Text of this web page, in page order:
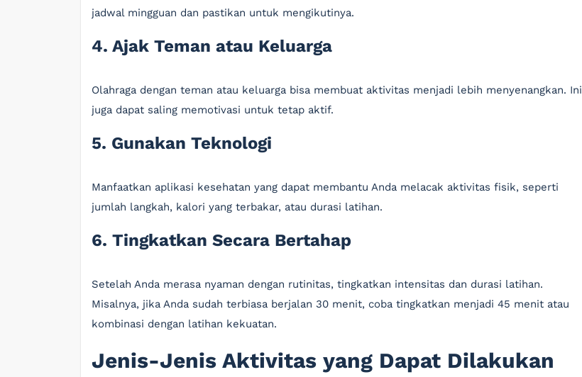
jadwal mingguan dan pastikan untuk mengikutinya.
4. Ajak Teman atau Keluarga
Olahraga dengan teman atau keluarga bisa membuat aktivitas menjadi lebih menyenangkan. Ini
juga dapat saling memotivasi untuk tetap aktif.
5. Gunakan Teknologi
Manfaatkan aplikasi kesehatan yang dapat membantu Anda melacak aktivitas fisik, seperti
jumlah langkah, kalori yang terbakar, atau durasi latihan.
6. Tingkatkan Secara Bertahap
Setelah Anda merasa nyaman dengan rutinitas, tingkatkan intensitas dan durasi latihan.
Misalnya, jika Anda sudah terbiasa berjalan 30 menit, coba tingkatkan menjadi 45 menit atau
kombinasi dengan latihan kekuatan.
Jenis-Jenis Aktivitas yang Dapat Dilakukan